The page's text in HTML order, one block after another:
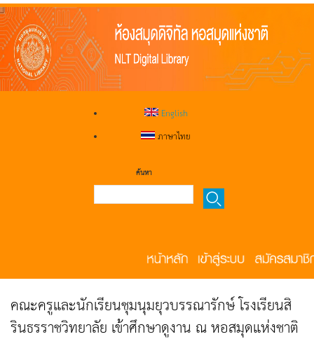
English
ภาษาไทย
ค้นหา
คณะครูและนักเรียนชุมนุมยุวบรรณารักษ์ โรงเรียนสิ
รินธรราชวิทยาลัย เข้าศึกษาดูงาน ณ หอสมุดแห่งชาติ